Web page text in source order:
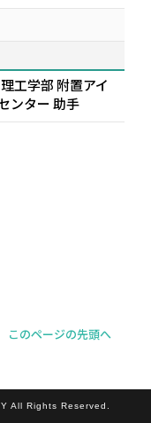
工学部 附置アイ
ンター 助手
このページの先頭へ
All Rights Reserved.